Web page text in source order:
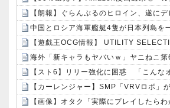
【朗報】ぐらんぶるのヒロイン、遂に
海外「新キャラもヤバいｗ」ヤニねこ